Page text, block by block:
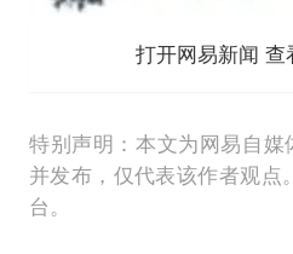
打开网易新闻 查
特别声明：本文为网易自媒
并发布，仅代表该作者观点
台。